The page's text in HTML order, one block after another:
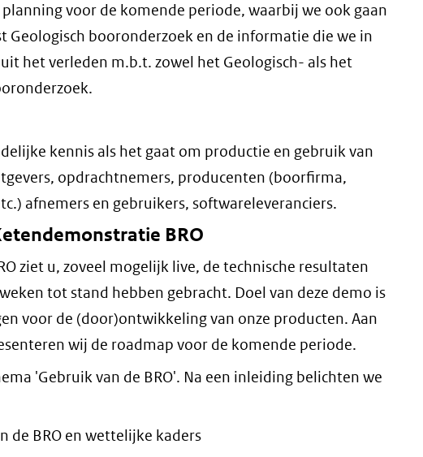
voor de komende periode, waarbij we ook gaan
Geologisch booronderzoek en de informatie die we in
het verleden m.b.t. zowel het Geologisch- als het
kennis als het gaat om productie en gebruik van
opdrachtnemers, producenten (boorfirma,
afnemers en gebruikers, softwareleveranciers.
BRO
ziet u, zoveel mogelijk live, de technische resultaten
tot stand hebben gebracht. Doel van deze demo is
voor de (door)ontwikkeling van onze producten. Aan
wij de roadmap voor de komende periode.
'Gebruik van de BRO'. Na een inleiding belichten we
de BRO en wettelijke kaders